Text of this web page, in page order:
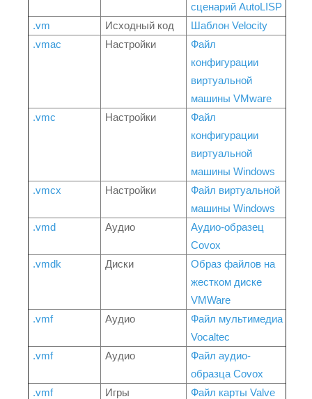
сценарий AutoLISP
.vm
Исходный код
Шаблон Velocity
.vmac
Настройки
Файл
конфигурации
виртуальной
машины VMware
.vmc
Настройки
Файл
конфигурации
виртуальной
машины Windows
.vmcx
Настройки
Файл виртуальной
машины Windows
.vmd
Аудио
Аудио-образец
Covox
.vmdk
Диски
Образ файлов на
жестком диске
VMWare
.vmf
Аудио
Файл мультимедиа
Vocaltec
.vmf
Аудио
Файл аудио-
образца Covox
.vmf
Игры
Файл карты Valve